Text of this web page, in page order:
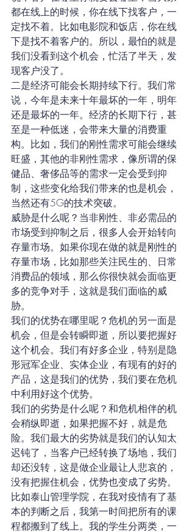
都在线上的时候，你在线下找客户，一
定找不着。比如电影院和饭店，你在线
下是找不着客户的。所以，最怕的就是
我们没看到这个机会，忙活了半天，发
现客户没了。
二是经济可能会长期持续下行。我们常
说，今年是未来十年最坏的一年，明年
还是最坏的一年。经济的长期下行，甚
至是一种低迷，会带来大量的消费重
构。比如，我们的刚性需求可能会继续
旺盛，其他的非刚性需求，像所谓的保
健品、奢侈品等的需求一定会受到抑
制，这些变化给我们带来的也是机会，
当然还有5G的技术突破。
威胁是什么呢？当非刚性、非必需品的
市场受到抑制之后，很多人会开始转向
存量市场。如果你现在做的就是刚性的
存量市场，比如那些关注民生的、日常
消费品的领域，那么你很快就会面临更
多的竞争对手，这就是我们面临的威
胁。
我们的优势在哪里呢？危机的另一面是
机会，但是会转瞬即逝，所以要把握好
这个机会。我们有好多企业，特别是隐
形冠军企业、实体企业，有现有的好的
产品，这是我们的优势，我们要在危机
中利用好这个优势。
我们的劣势是什么呢？和危机相伴的机
会稍纵即逝，如果把握不好，就是危
险。我们最大的劣势就是我们的认知太
迟钝了，当客户已经转换了场地，我们
却还没转，这是做企业最让人悲哀的，
没有把握住机会，优势也变成了劣势。
比如泰山管理学院，在我对疫情有了基
本的判断之后，我第一时间把所有的课
程都搬到了线上。我的学生分两类，一